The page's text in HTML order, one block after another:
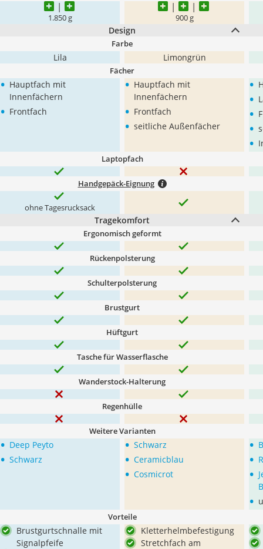
1.850 g 900 g
Design
Farbe
Lila Limongrün
Fächer
• Hauptfach mit
Innenfächern
• Frontfach
• Hauptfach mit
Innenfächern
• Frontfach
• seitliche Außenfächer
•
•
•
•
•
Laptopfach
Handgepäck-Eignung
ohne Tagesrucksack
Tragekomfort
Ergonomisch geformt
Rückenpolsterung
Schulterpolsterung
Brustgurt
Hüftgurt
Tasche für Wasserflasche
Wanderstock-Halterung
Regenhülle
Weitere Varianten
• Deep Peyto
• Schwarz
• Schwarz
• Ceramicblau
• Cosmicrot
•
•
•
•
Vorteile
Brustgurtschnalle mit
Signalpfeife
Kletterhelmbefestigung
Stretchfach am